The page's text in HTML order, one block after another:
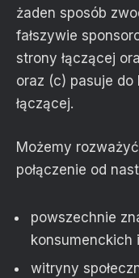
żaden sposób
fałszywie
strony łączącej
oraz (c) pasuje
łączącej.
Możemy
połączenie od
powszechnie
konsumenckich
witryny